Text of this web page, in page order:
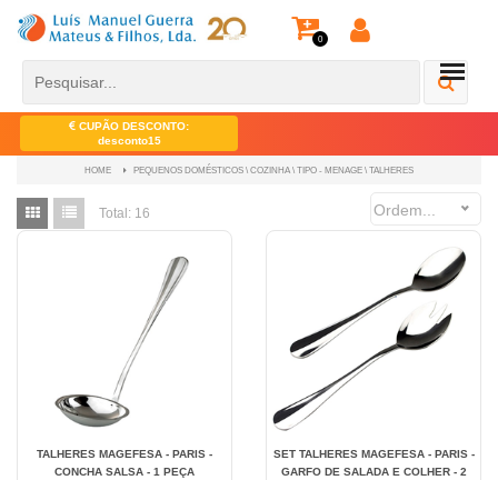
0
CUPÃO DESCONTO:
desconto15
HOME PEQUENOS DOMÉSTICOS \ COZINHA \ TIPO - MENAGE \ TALHERES
Total: 16 Ordem...
TALHERES MAGEFESA - PARIS -
CONCHA SALSA - 1 PEÇA
SET TALHERES MAGEFESA - PARIS -
GARFO DE SALADA E COLHER - 2